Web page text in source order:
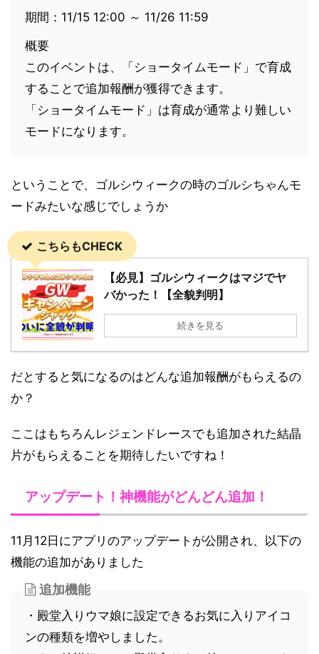
期間：11/15 12:00 ～ 11/26 11:59
概要
このイベントは、「ショータイムモード」で育成
することで追加報酬が獲得できます。
「ショータイムモード」は育成が通常より難しい
モードになります。
ということで、ゴルシウィークの時のゴルシちゃんモ
ードみたいな感じでしょうか
こちらもCHECK
【必見】ゴルシウィークはマジでヤ
バかった！【全貌判明】
続きを見る
だとすると気になるのはどんな追加報酬がもらえるの
か？
ここはもちろんレジェンドレースでも追加された結晶
片がもらえることを期待したいですね！
アップデート！神機能がどんどん追加！
11月12日にアプリのアップデートが公開され、以下の
機能の追加がありました
追加機能
・殿堂入りウマ娘に設定できるお気に入りアイコ
ンの種類を増やしました。